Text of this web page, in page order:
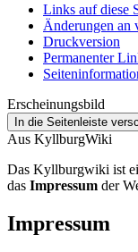
Links auf diese
Änderungen an
Druckversion
Permanenter
Erscheinungsbild
In die Seitenleiste
Aus KyllburgWiki
Das Kyllburgwiki ist
das Impressum der
Impressum